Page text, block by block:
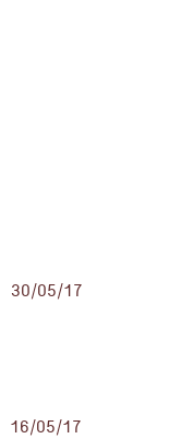
30/05/17
16/05/17